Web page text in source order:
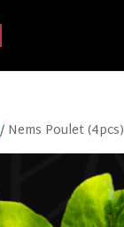
/ Nems Poulet (4pcs)